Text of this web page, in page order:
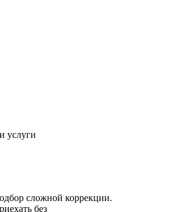
услуги
сложной коррекции.
без